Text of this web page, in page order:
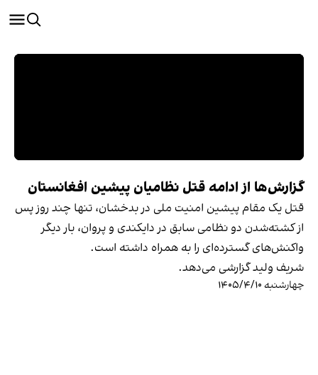
گزارش‌ها از ادامه قتل نظامیان پیشین افغانستان
قتل یک مقام پیشین امنیت ملی در بدخشان، تنها چند روز پس
از کشته‌شدن دو نظامی سابق در دایکندی و پروان، بار دیگر
واکنش‌های گسترده‌ای را به همراه داشته است.
شریف ولید گزارشی می‌دهد.
چهارشنبه ۱۴۰۵/۴/۱۰